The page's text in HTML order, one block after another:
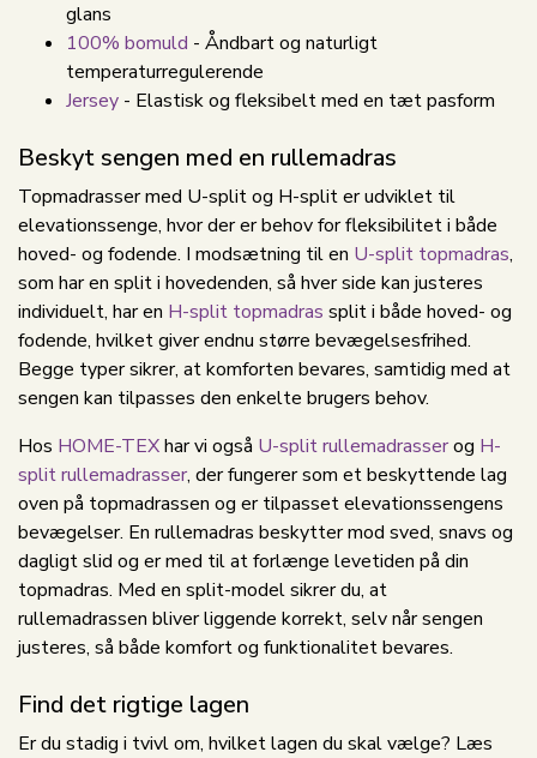
glans
100% bomuld - Åndbart og naturligt
temperaturregulerende
Jersey - Elastisk og fleksibelt med en tæt pasform
Beskyt sengen med en rullemadras
Topmadrasser med U-split og H-split er udviklet til
elevationssenge, hvor der er behov for fleksibilitet i både
hoved- og fodende. I modsætning til en U-split topmadras,
som har en split i hovedenden, så hver side kan justeres
individuelt, har en H-split topmadras split i både hoved- og
fodende, hvilket giver endnu større bevægelsesfrihed.
Begge typer sikrer, at komforten bevares, samtidig med at
sengen kan tilpasses den enkelte brugers behov.
Hos HOME-TEXhar vi også U-split rullemadrasserog H-
split rullemadrasser, der fungerer som et beskyttende lag
oven på topmadrassen og er tilpasset elevationssengens
bevægelser. En rullemadras beskytter mod sved, snavs og
dagligt slid og er med til at forlænge levetiden på din
topmadras. Med en split-model sikrer du, at
rullemadrassen bliver liggende korrekt, selv når sengen
justeres, så både komfort og funktionalitet bevares.
Find det rigtige lagen
Er du stadig i tvivl om, hvilket lagen du skal vælge? Læs